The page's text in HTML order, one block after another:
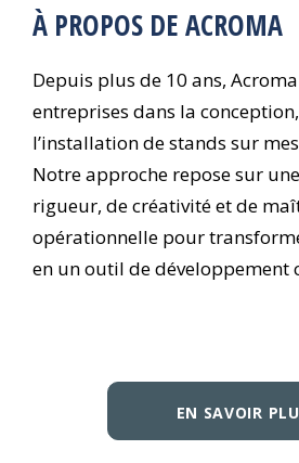
À PROPOS DE ACROMA
Depuis plus de 10 ans,
entreprises dans la
l’installation de stands sur
Notre approche repose sur
rigueur, de créativité et de
opérationnelle pour
en un outil de développement
EN SAVOIR